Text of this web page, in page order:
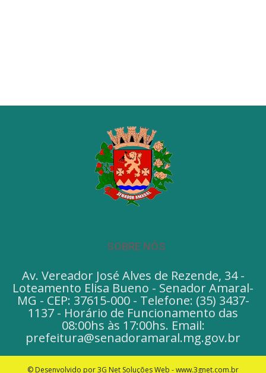
SOBRE NÓS
Av. Vereador José Alves de Rezende, 34 -
Loteamento Elisa Bueno - Senador Amaral-
MG - CEP: 37615-000 - Telefone: (35) 3437-
1137 - Horário de Funcionamento das
08:00hs às 17:00hs. Email:
prefeitura@senadoramaral.mg.gov.br
© Desenvolvido por 3G Net Soluções Web - www.3gnet.com.br